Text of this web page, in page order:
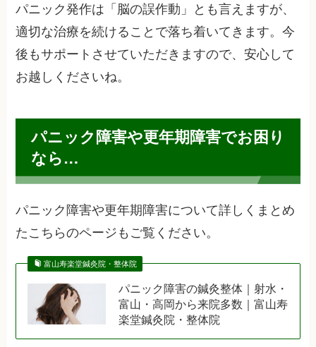
パニック発作は「脳の誤作動」とも言えますが、
適切な治療を続けることで落ち着いてきます。今
後もサポートさせていただきますので、安心して
お越しくださいね。
パニック障害や更年期障害でお困り
なら…
パニック障害や更年期障害について詳しくまとめ
たこちらのページもご覧ください。
富山寿楽堂鍼灸院・整体院
パニック障害の鍼灸整体｜射水・
富山・高岡から来院多数｜富山寿
楽堂鍼灸院・整体院